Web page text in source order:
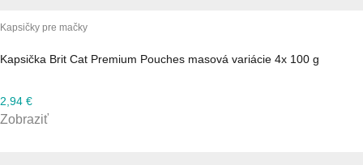
Kapsičky pre mačky
Kapsička Brit Cat Premium Pouches masová variácie 4x 100 g
2,94 €
Zobraziť